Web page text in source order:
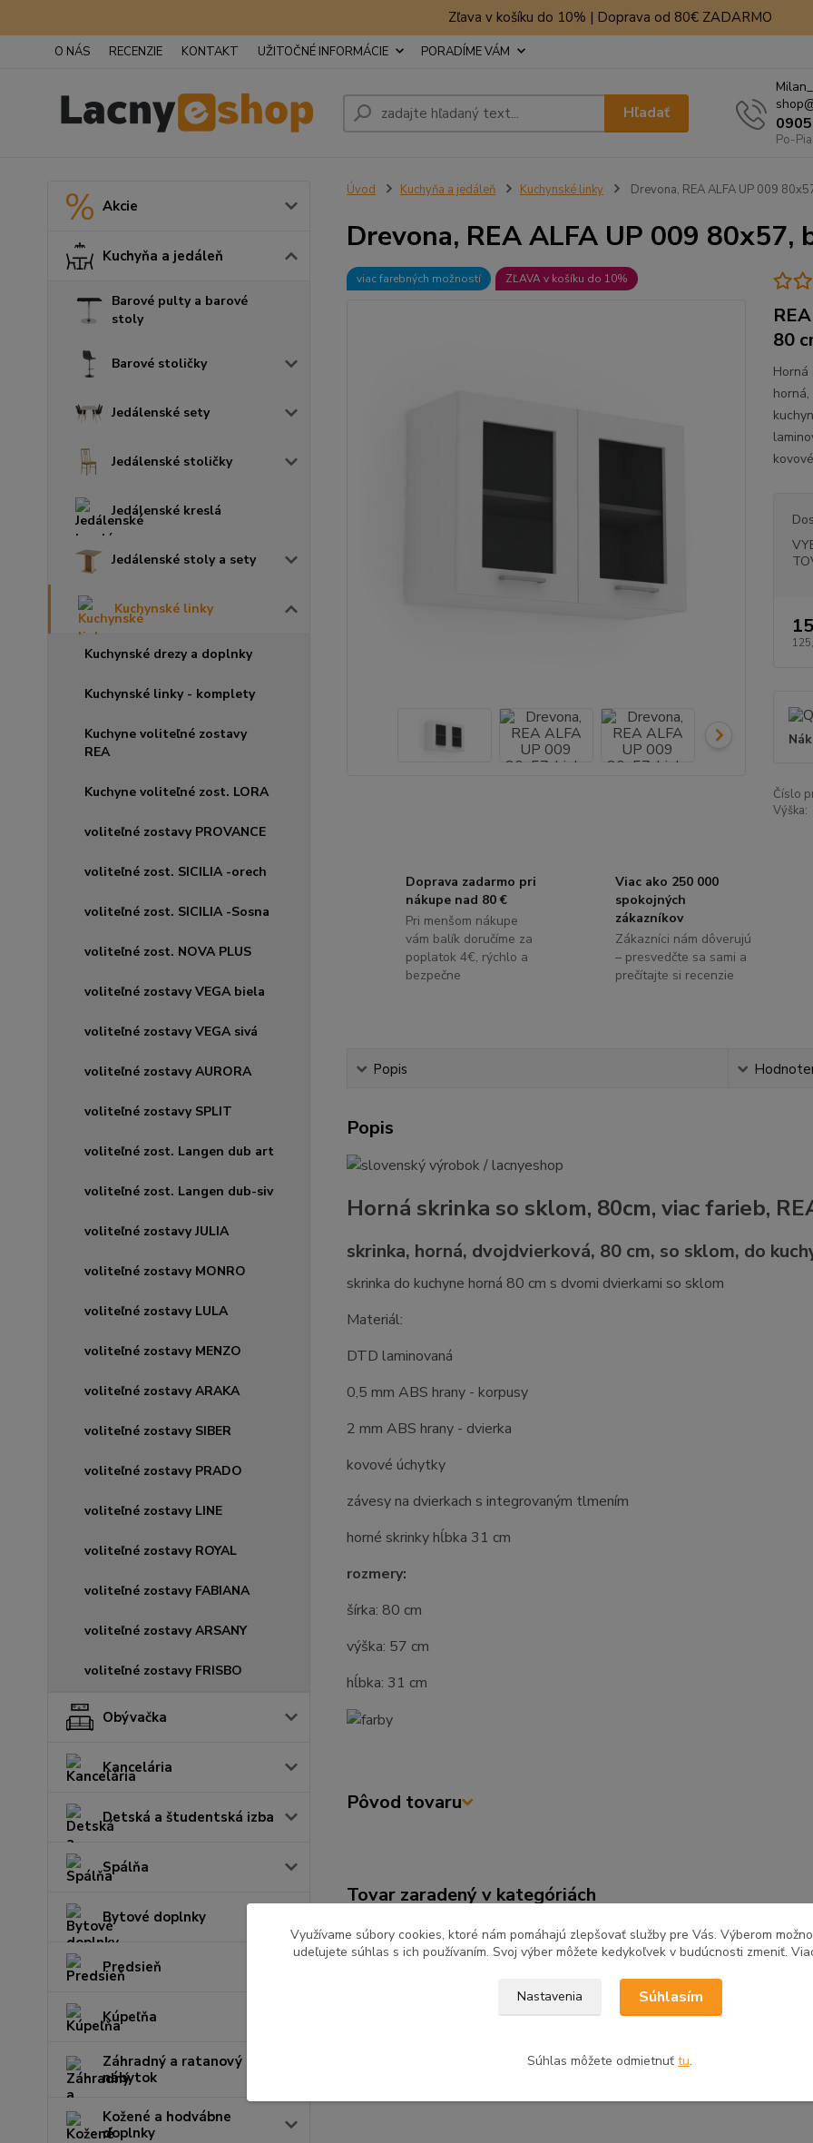
Zľava v košíku do 10% | Doprava od 80€ ZADARMO
O NÁS RECENZIE KONTAKT UŽITOČNÉ INFORMÁCIE PORADÍME VÁM
Hľadať
Po-
Akcie
Kuchyňa a jedáleň
Barové pulty a barové
stoly
Barové stoličky
Jedálenské sety
Jedálenské stoličky
Jedálenské kreslá
Jedálenské stoly a sety
Kuchynské linky
Kuchynské drezy a doplnky
Kuchynské linky - komplety
Kuchyne voliteľné zostavy
REA
Kuchyne voliteľné zost. LORA
voliteľné zostavy PROVANCE
voliteľné zost. SICILIA -orech
voliteľné zost. SICILIA -Sosna
voliteľné zost. NOVA PLUS
voliteľné zostavy VEGA biela
voliteľné zostavy VEGA sivá
voliteľné zostavy AURORA
voliteľné zostavy SPLIT
voliteľné zost. Langen dub art
voliteľné zost. Langen dub-siv
voliteľné zostavy JULIA
voliteľné zostavy MONRO
voliteľné zostavy LULA
voliteľné zostavy MENZO
voliteľné zostavy ARAKA
voliteľné zostavy SIBER
voliteľné zostavy PRADO
voliteľné zostavy LINE
voliteľné zostavy ROYAL
voliteľné zostavy FABIANA
voliteľné zostavy ARSANY
voliteľné zostavy FRISBO
Obývačka
Kancelária
Detská a študentská izba
Spálňa
Bytové doplnky
Predsieň
Kúpeľňa
Záhradný a ratanový
nábytok
Kožené a hodvábne
doplnky
Úvod Kuchyňa a jedáleň Kuchynské linky Drevona, REA ALFA UP 009
Drevona, REA ALFA UP 009 80x57,
viac farebných možností ZĽAVA v košíku do 10%
80
Horná
Číslo
Výška:
Doprava zadarmo pri
nákupe nad 80 €
Pri menšom nákupe
vám balík doručíme za
poplatok 4€, rýchlo a
bezpečne
Viac ako 250 000
spokojných
zákazníkov
Zákazníci nám dôverujú
– presvedčte sa sami a
prečítajte si recenzie
Popis
Popis
Horná skrinka so sklom, 80cm, viac farieb,
skrinka, horná, dvojdvierková, 80 cm, so sklom, do
skrinka do kuchyne horná 80 cm s dvomi dvierkami so sklom
Materiál:
DTD laminovaná
0,5 mm ABS hrany - korpusy
2 mm ABS hrany - dvierka
kovové úchytky
závesy na dvierkach s integrovaným tlmením
horné skrinky hĺbka 31 cm
rozmery:
šírka: 80 cm
výška: 57 cm
hĺbka: 31 cm
Pôvod tovaru
Tovar zaradený v kategóriách
Kuchyňa a jedáleň Kuchynské linky
REA
Využívame súbory cookies, ktoré nám pomáhajú zlepšovať služby pre Vás. Výberom
udeľujete súhlas s ich používaním. Svoj výber môžete kedykoľvek v budúcnosti zmeniť.
Nastavenia Súhlasím
Súhlas môžete odmietnuť tu.